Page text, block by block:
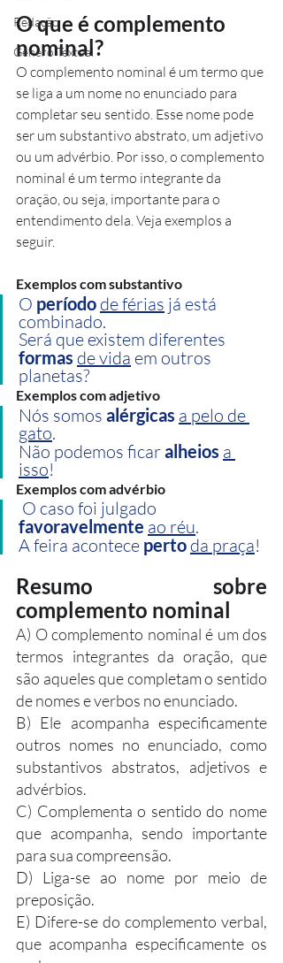
Redação
Gênero Textual
O que é complemento
nominal?
O complemento nominal é um termo que
se liga a um nome no enunciado para
completar seu sentido. Esse nome pode
ser um substantivo abstrato, um adjetivo
ou um advérbio. Por isso, o complemento
nominal é um termo integrante da
oração, ou seja, importante para o
entendimento dela. Veja exemplos a
seguir.
Exemplos com substantivo
O períodode férias já está
combinado.
Será que existem diferentes
formas de vida em outros
planetas?
Exemplos com adjetivo
Nós somos alérgicas a pelo de
gato.
Não podemos ficar alheios a
isso!
Exemplos com advérbio
O caso foi julgado
favoravelmente ao réu.
A feira acontece pertoda praça!
Resumo sobre
complemento nominal
A) O complemento nominal é um dos
termos integrantes da oração, que
são aqueles que completam o sentido
de nomes e verbos no enunciado.
B) Ele acompanha especificamente
outros nomes no enunciado, como
substantivos abstratos, adjetivos e
advérbios.
C) Complementa o sentido do nome
que acompanha, sendo importante
para sua compreensão.
D) Liga-se ao nome por meio de
preposição.
E) Difere-se do complemento verbal,
que acompanha especificamente os